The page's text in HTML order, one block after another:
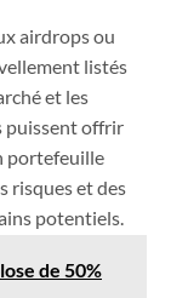
airdrops ou
listés
et les
puissent offrir
portefeuille
risques et des
potentiels.
de 50%